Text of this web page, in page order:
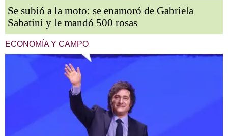
Se subió a la moto: se enamoró de Gabriela
Sabatini y le mandó 500 rosas
ECONOMÍA Y CAMPO